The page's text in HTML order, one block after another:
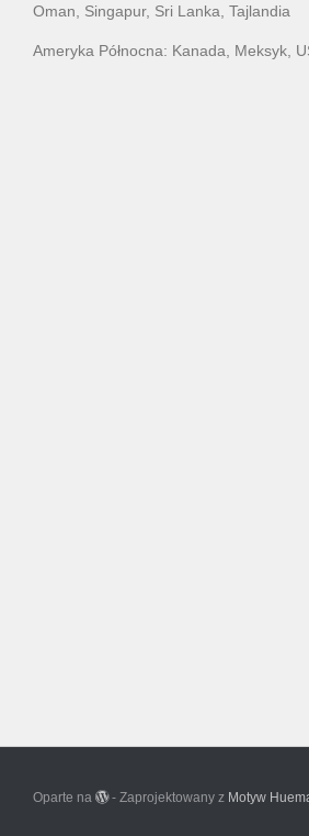
Oman, Singapur, Sri Lanka, Tajlandia
Ameryka Północna: Kanada, Meksyk,
Oparte na - Zaprojektowany z Motyw